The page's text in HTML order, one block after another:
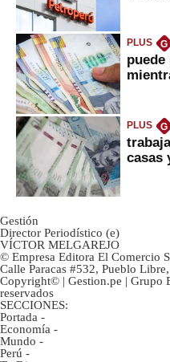
PLUS G
PLUS G
casas
Gestión
Director Periodístico (e)
VÍCTOR MELGAREJO
© Empresa Editora El Comercio
Calle Paracas #532, Pueblo
Copyright© | Gestion.pe | Grupo
reservados
SECCIONES:
Portada -
Economía -
Mundo -
Perú -